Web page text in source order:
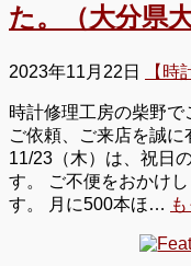
た。（大分県
2023年11月22日 【時
時計修理工房の柴野
ご依頼、ご来店を誠に
11/23（木）は、祝日
す。 ご不便をおかけ
す。 月に500本ほ…